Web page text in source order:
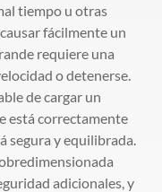
tiempo u otras
fácilmente un
requiere una
o detenerse.
de cargar un
está correctamente
segura y equilibrada.
adicionales, y